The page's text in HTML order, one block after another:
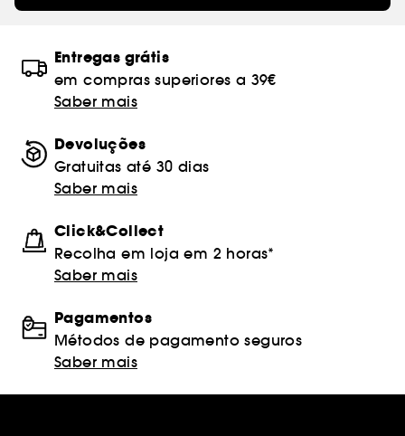
Entregas grátis
em compras superiores a 39€
Saber mais
Devoluções
Gratuitas até 30 dias
Saber mais
Click&Collect
Recolha em loja em 2 horas*
Saber mais
Pagamentos
Métodos de pagamento seguros
Saber mais